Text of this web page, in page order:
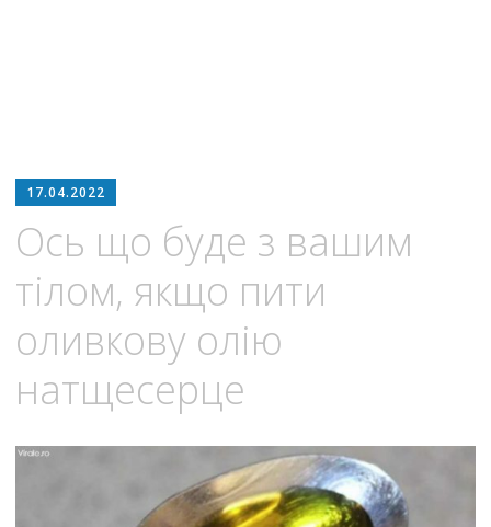
17.04.2022
Ось що буде з вашим
тілом, якщо пити
оливкову олію
натщесерце